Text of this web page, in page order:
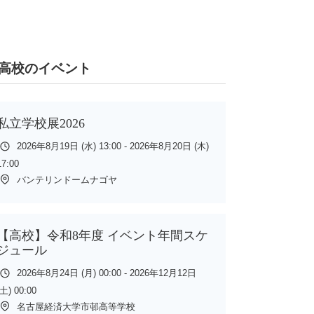
校のイベント
立学校展2026
2026年8月19日 (水) 13:00 - 2026年8月20日 (木)
バンテリンドームナゴヤ
高校】令和8年度 イベント年間スケ
ュール
2026年8月24日 (月) 00:00 - 2026年12月12日
) 00:00
名古屋経済大学市邨高等学校